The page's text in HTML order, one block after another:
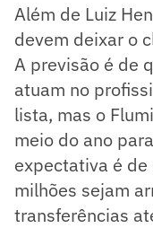
Além de Luiz
devem deixar o
A previsão é de
atuam no
lista, mas o
meio do ano
expectativa é
milhões sejam
transferências